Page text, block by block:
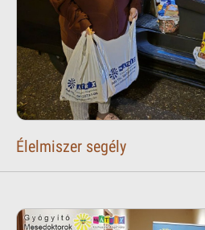
Élelmiszer segély